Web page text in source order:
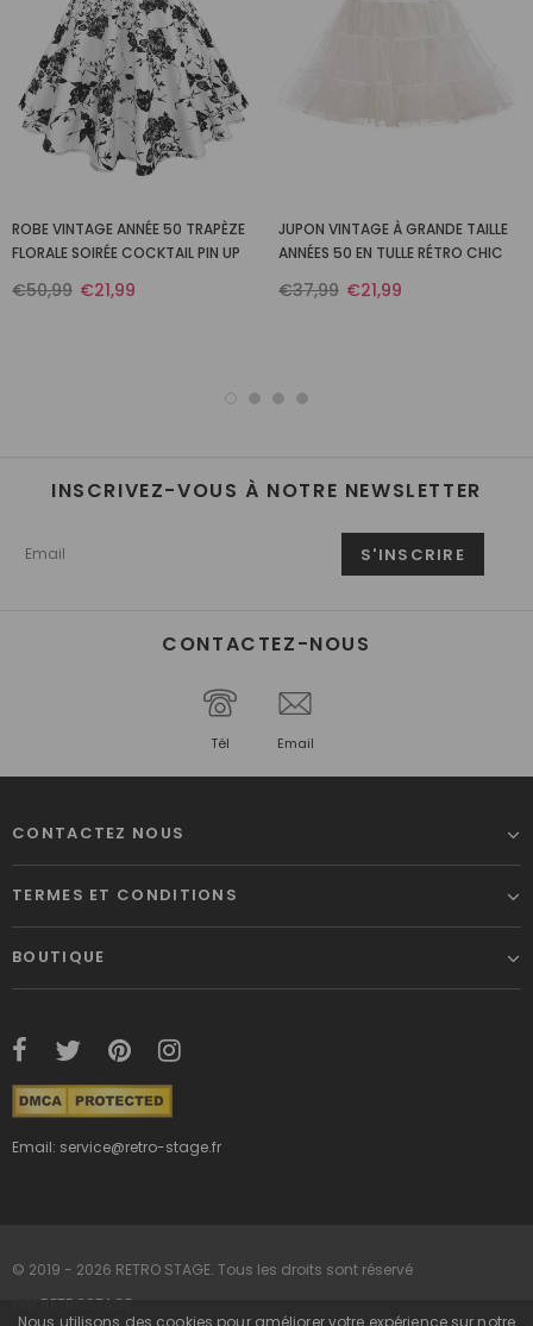
ROBE VINTAGE ANNÉE 50 TRAPÈZE
FLORALE SOIRÉE COCKTAIL PIN UP
€50,99 €21,99
JUPON VINTAGE À GRANDE TAILLE
ANNÉES 50 EN TULLE RÉTRO CHIC
€37,99 €21,99
Nous utilisons des cookies pour améliorer votre expérience sur notre
INSCRIVEZ-VOUS À NOTRE NEWSLETTER
CONTACTEZ-NOUS
Tél Email
CONTACTEZ NOUS
TERMES ET CONDITIONS
BOUTIQUE
Email: service@retro-stage.fr
© 2019 - 2026 RETRO STAGE. Tous les droits sont réservé
RETROSTAGE